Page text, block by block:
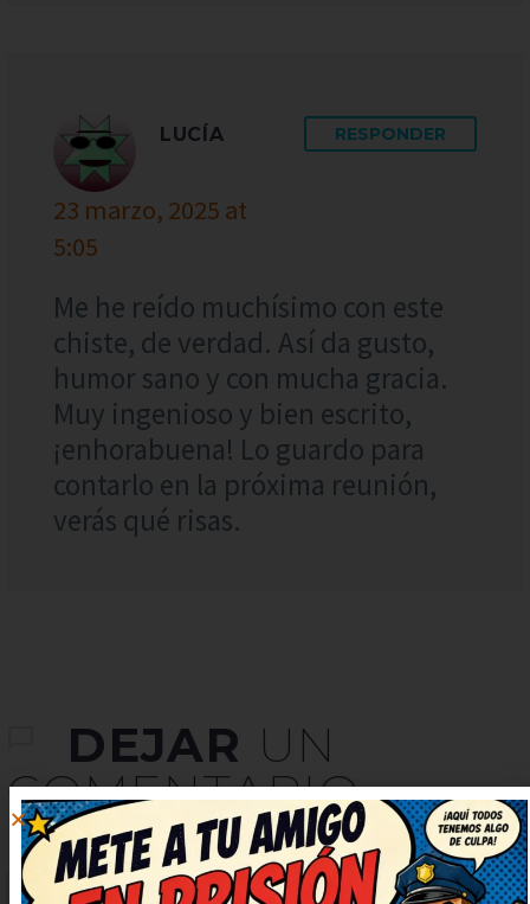
LUCÍA
23 marzo, 2025 at
5:05
RESPONDER
Me he reído muchísimo con este
chiste, de verdad. Así da gusto,
humor sano y con mucha gracia.
Muy ingenioso y bien escrito,
¡enhorabuena! Lo guardo para
contarlo en la próxima reunión,
verás qué risas.
DEJAR UN
COMENTARIO